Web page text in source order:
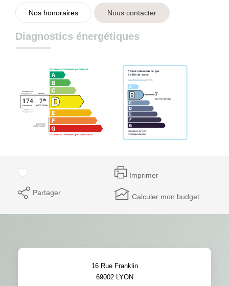
Nos honoraires Nous contacter
Diagnostics énergétiques
Imprimer
Partager Calculer mon budget
16 Rue Franklin
69002 LYON